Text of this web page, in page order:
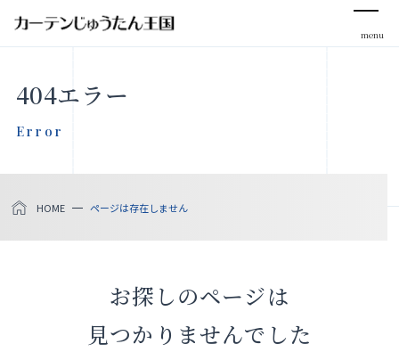
menu
お知らせ
社会貢献活動
404エラー
Error
HOME ページは存在しません
お探しのページは
見つかりませんでした